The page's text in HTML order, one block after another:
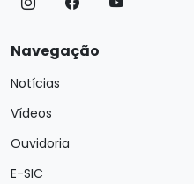
Navegação
Notícias
Vídeos
Ouvidoria
E-SIC